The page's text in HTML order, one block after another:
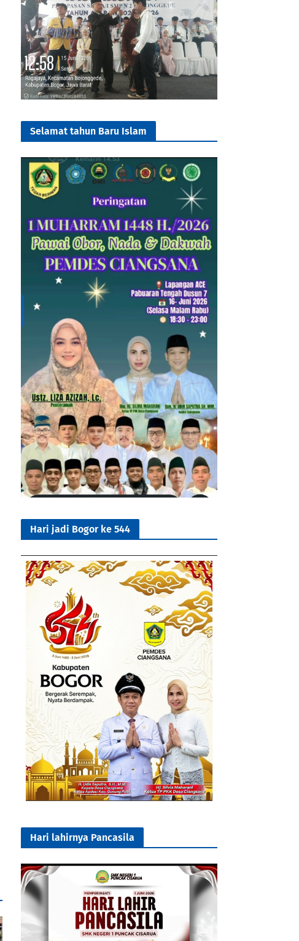
Selamat tahun Baru Islam
Hari jadi Bogor ke 544
Hari lahirnya Pancasila